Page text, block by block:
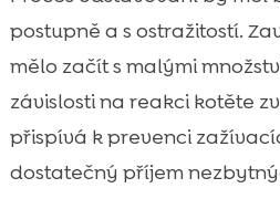
postupně a s ostražitostí.
mělo začít s malými
závislosti na reakci kotěte
přispívá k prevenci
dostatečný příjem